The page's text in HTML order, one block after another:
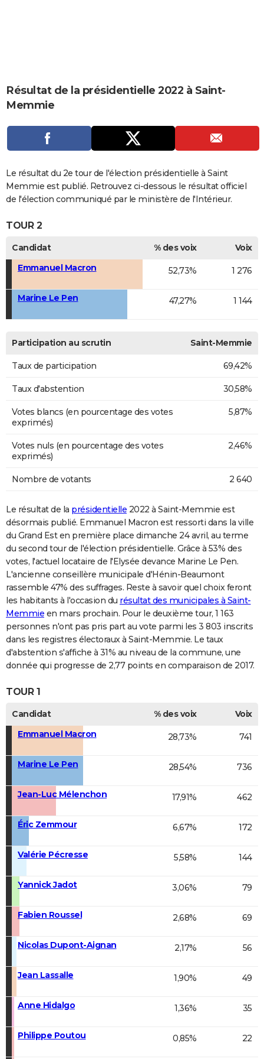
CARTE DE VOEUX
Carte de Noël
Carte Bonne année
Carte Saint-Valentin
Carte Pâques
Carte d'anniversaire
DICTIONNAIRE
Dictionnaire
Biographies
Expressions
Proverbes
PROGRAMME TV
S'inscrire
Se connecter
Lycées
Collèges
Primaires
Universités
Entreprises
Service militaire
Avis de recherche
AVIS DE DÉCÈS
Bricolage
Lifestyle
Culture
Sport
Auto
Television
Voyage
Cinema
Résultat de la présidentielle 2022 à Saint-
Memmie
Le résultat du 2e tour de l'élection présidentielle à Saint
Memmie est publié. Retrouvez ci-dessous le résultat officiel
de l'élection communiqué par le ministère de l'Intérieur.
TOUR 2
Candidat % des voix
Voix
Emmanuel Macron
52,73% 1 276
Marine Le Pen 47,27% 1 144
Participation au scrutin Saint-Memmie
Taux de participation 69,42%
Taux d'abstention 30,58%
Votes blancs (en pourcentage des votes
exprimés)
5,87%
Votes nuls (en pourcentage des votes
exprimés)
2,46%
Nombre de votants 2 640
Le résultat de la présidentielle 2022 à Saint-Memmie est
désormais publié. Emmanuel Macron est ressorti dans la ville
du Grand Est en première place dimanche 24 avril, au terme
du second tour de l'élection présidentielle. Grâce à 53% des
votes, l'actuel locataire de l'Elysée devance Marine Le Pen.
L'ancienne conseillère municipale d'Hénin-Beaumont
rassemble 47% des suffrages. Reste à savoir quel choix feront
les habitants à l'occasion du résultat des municipales à Saint-
Memmie en mars prochain. Pour le deuxième tour, 1 163
personnes n'ont pas pris part au vote parmi les 3 803 inscrits
dans les registres électoraux à Saint-Memmie. Le taux
d'abstention s'affiche à 31% au niveau de la commune, une
donnée qui progresse de 2,77 points en comparaison de 2017.
TOUR 1
Candidat % des voix
Voix
Emmanuel Macron
28,73% 741
Marine Le Pen 28,54% 736
Jean-Luc Mélenchon 17,91% 462
Éric Zemmour 6,67% 172
Valérie Pécresse 5,58% 144
Yannick Jadot 3,06% 79
Fabien Roussel 2,68% 69
Nicolas Dupont-Aignan 2,17% 56
Jean Lassalle 1,90% 49
Anne Hidalgo 1,36% 35
Philippe Poutou 0,85% 22